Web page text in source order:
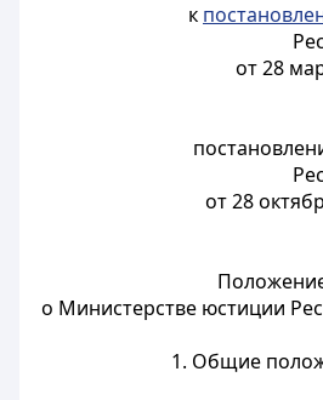
к
от 28
от 28
о Министерстве юстиции
1. Общие